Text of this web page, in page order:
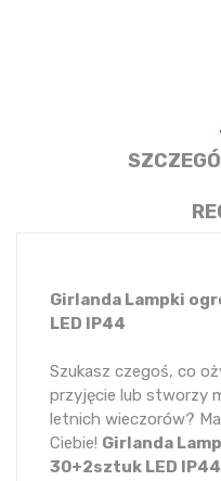
Girlanda Lampki
LED IP44
Szukasz czegoś, co
przyjęcie lub stworzy
letnich wieczorów?
Ciebie! Girlanda
30+2sztuk LED IP44